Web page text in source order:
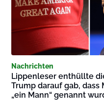
Nachrichten
Lippenleser enthüllte
Trump darauf gab, dass
„ein Mann“ genannt